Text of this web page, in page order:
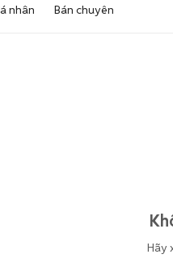
nhân Bán chuyên
Hãy